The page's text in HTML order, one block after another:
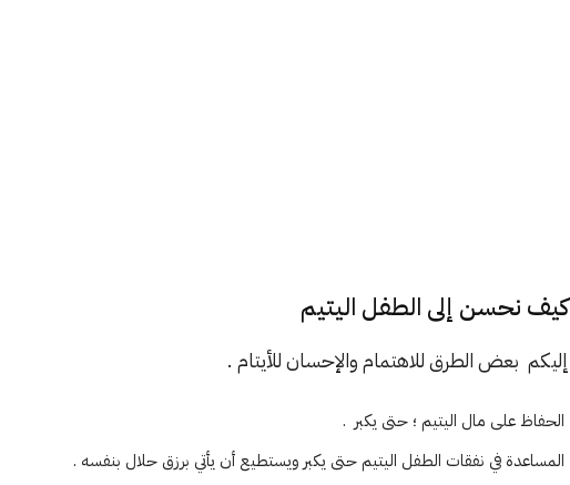
كيف نحسن إلى الطفل اليتيم
إليكم بعض الطرق للاهتمام والإحسان للأيتام .
الحفاظ على مال اليتيم ؛ حتى يكبر .
المساعدة في نفقات الطفل اليتيم حتى يكبر ويستطيع أن يأتي برزق حلال بنفسه .